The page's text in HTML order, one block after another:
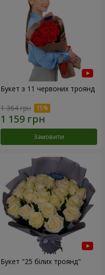
Букет з 11 червоних троянд
1 364 грн
Замовити
Букет "25 білих троянд"